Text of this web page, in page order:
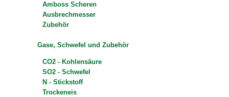
Amboss Scheren
Ausbrechmesser
Zubehör
Gase, Schwefel und Zubehör
CO2 - Kohlensäure
SO2 - Schwefel
N - Stickstoff
Trockeneis